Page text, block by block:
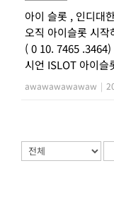
아이 슬롯 , 인디대
오직 아이슬롯 시작
( 0 10. 7465 .3464)
시언 ISLOT 아이
awawawawawaw |